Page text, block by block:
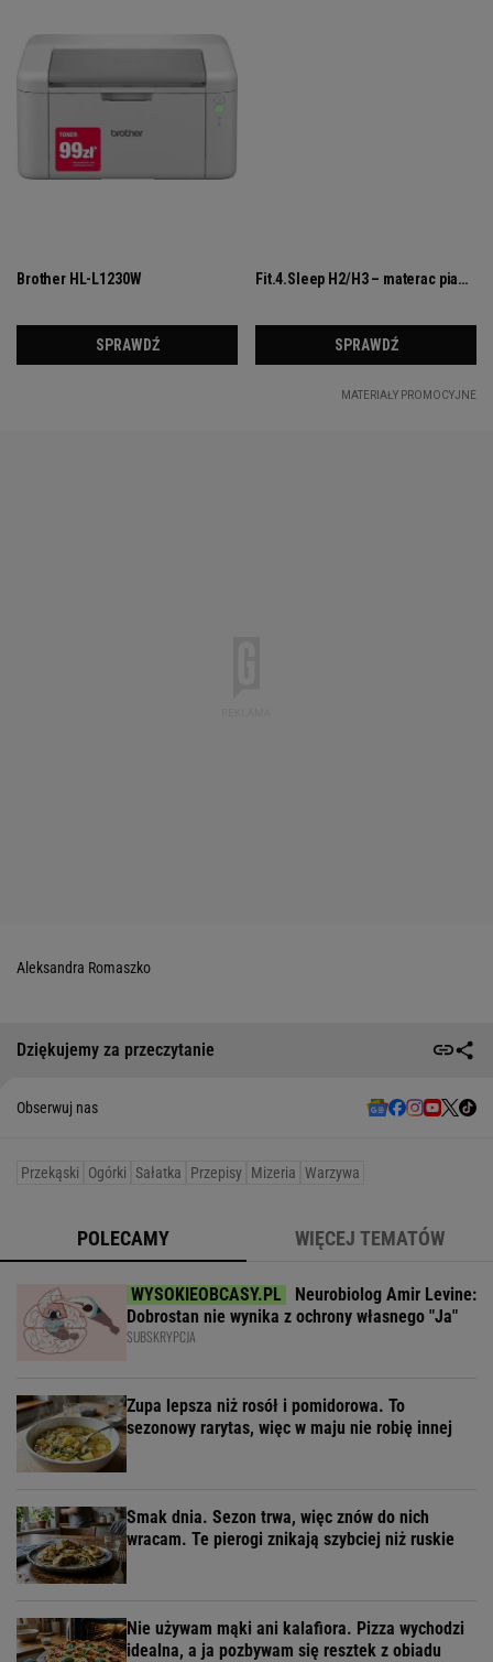
Aleksandra Romaszko
Dziękujemy za przeczytanie
Obserwuj nas
Przekąski Ogórki Sałatka Przepisy Mizeria Warzywa
POLECAMY WIĘCEJ TEMATÓW
Neurobiolog Amir Levine:
Dobrostan nie wynika z ochrony własnego "Ja"
SUBSKRYPCJA
Zupa lepsza niż rosół i pomidorowa. To
sezonowy rarytas, więc w maju nie robię innej
Smak dnia. Sezon trwa, więc znów do nich
wracam. Te pierogi znikają szybciej niż ruskie
Nie używam mąki ani kalafiora. Pizza wychodzi
idealna, a ja pozbywam się resztek z obiadu